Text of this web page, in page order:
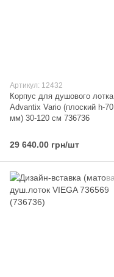
Артикул: 12432
Корпус для душового лотка
Advantix Vario (плоский h-70
мм) 30-120 см 736736
29 640.00 грн/шт